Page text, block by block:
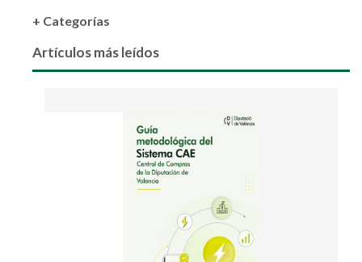
+ Categorías
Artículos más leídos